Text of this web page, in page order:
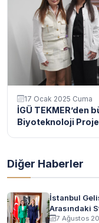
17 Ocak 2025 Cuma
İGÜ TEKMER’den
Biyoteknoloji
Diğer Haberler
İstanbul
Arasındaki
7 Ağustos